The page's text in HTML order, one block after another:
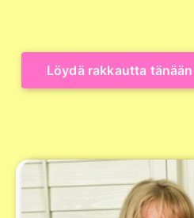
Löydä rakkautta tänään